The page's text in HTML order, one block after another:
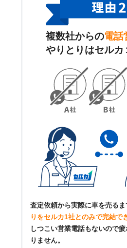
複数社からの電話
やりとりはセルカ
査定依頼から実際に車を売るま
りをセルカ1社とのみで完結で
しつこい営業電話もないので
りません。